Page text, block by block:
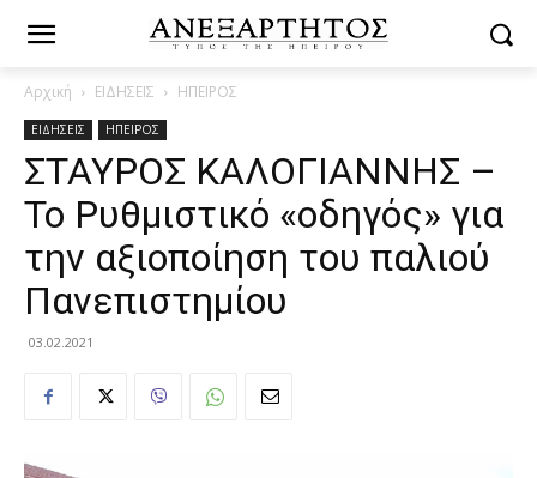
Αρχική ΕΙΔΗΣΕΙΣ ΗΠΕΙΡΟΣ
ΕΙΔΗΣΕΙΣ ΗΠΕΙΡΟΣ
ΣΤΑΥΡΟΣ ΚΑΛΟΓΙΑΝΝΗΣ –
Το Ρυθμιστικό «οδηγός» για
την αξιοποίηση του παλιού
Πανεπιστημίου
03.02.2021